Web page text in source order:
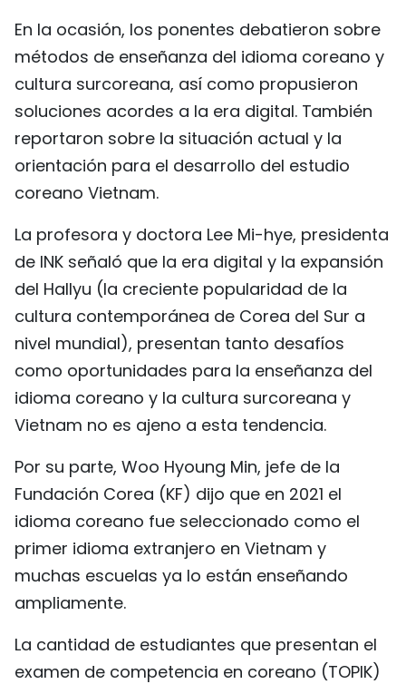
En la ocasión, los ponentes debatieron sobre
métodos de enseñanza del idioma coreano y
cultura surcoreana, así como propusieron
soluciones acordes a la era digital. También
reportaron sobre la situación actual y la
orientación para el desarrollo del estudio
coreano Vietnam.
La profesora y doctora Lee Mi-hye, presidenta
de INK señaló que la era digital y la expansión
del Hallyu (la creciente popularidad de la
cultura contemporánea de Corea del Sur a
nivel mundial), presentan tanto desafíos
como oportunidades para la enseñanza del
idioma coreano y la cultura surcoreana y
Vietnam no es ajeno a esta tendencia.
Por su parte, Woo Hyoung Min, jefe de la
Fundación Corea (KF) dijo que en 2021 el
idioma coreano fue seleccionado como el
primer idioma extranjero en Vietnam y
muchas escuelas ya lo están enseñando
ampliamente.
La cantidad de estudiantes que presentan el
examen de competencia en coreano (TOPIK)